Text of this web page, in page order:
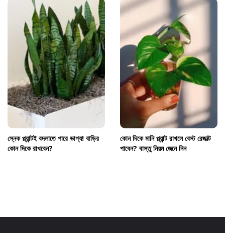
স্নেক প্ল্যান্টই বদলাতে পারে ভাগ্য! বাড়ির
কোন দিকে রাখবেন?
কোন দিকে মানি প্ল্যান্ট রাখলে বেস্ট রেজাল্ট
পাবেন? বাস্তু নিয়ম জেনে নিন